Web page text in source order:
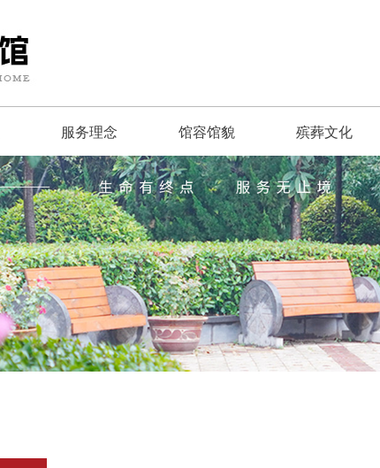
服务理念 馆容馆貌 殡葬文化